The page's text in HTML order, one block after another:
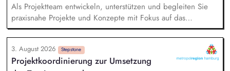
Als Projektteam entwickeln, unterstützen und begleiten Sie
praxisnahe Projekte und Konzepte mit Fokus auf das
Betriebliche und Schulische Mobilitätsmanagement.
konzipieren und erstellen Sie Informationsmaterialien für
Unternehmen und Schulen zur Förderung einer nachhaltigen
Mobilität und beraten Einrichtungen bei der Einführung und
3. August 2026 Stepstone
Projektkoordinierung zur Umsetzung